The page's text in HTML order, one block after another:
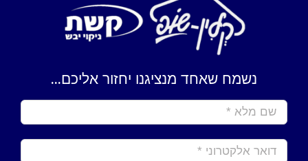
נשמח שאחד מנציגנו יחזור אליכם...